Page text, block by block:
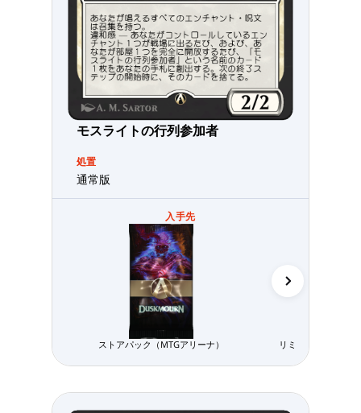
モスライトの行列参加者
処置
通常版
入手先
ストアパック（MTGアリーナ） リミテッド用パッ